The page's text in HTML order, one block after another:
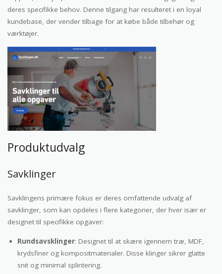
deres specifikke behov. Denne tilgang har resulteret i en loyal
kundebase, der vender tilbage for at købe både tilbehør og
værktøjer.
Produktudvalg
Savklinger
Savklingens primære fokus er deres omfattende udvalg af
savklinger, som kan opdeles i flere kategorier, der hver især er
designet til specifikke opgaver:
Rundsavsklinger: Designet til at skære igennem træ, MDF,
krydsfiner og kompositmaterialer. Disse klinger sikrer glatte
snit og minimal splintering.